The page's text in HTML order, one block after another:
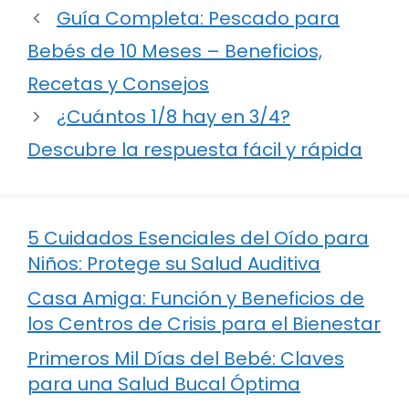
Guía Completa: Pescado para
Bebés de 10 Meses – Beneficios,
Recetas y Consejos
¿Cuántos 1/8 hay en 3/4?
Descubre la respuesta fácil y rápida
5 Cuidados Esenciales del Oído para
Niños: Protege su Salud Auditiva
Casa Amiga: Función y Beneficios de
los Centros de Crisis para el Bienestar
Primeros Mil Días del Bebé: Claves
para una Salud Bucal Óptima